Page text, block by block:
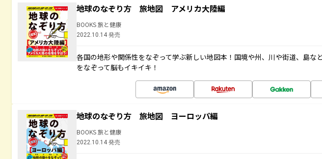
地球のなぞり方 旅地図 アメリカ大陸編
BOOKS 旅と健康
2022.10.14 発売
各国の地形や関係性をなぞって学ぶ新しい地図本！国境や州、川や街道、島な
をなぞって脳もイキイキ！
地球のなぞり方 旅地図 ヨーロッパ編
BOOKS 旅と健康
2022.10.14 発売